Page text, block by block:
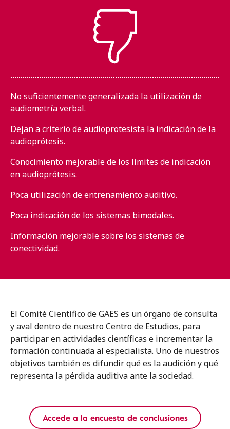
No suficientemente generalizada la utilización de
audiometría verbal.
Dejan a criterio de audioprotesista la indicación de la
audioprótesis.
Conocimiento mejorable de los límites de indicación
en audioprótesis.
Poca utilización de entrenamiento auditivo.
Poca indicación de los sistemas bimodales.
Información mejorable sobre los sistemas de
conectividad.
El Comité Científico de GAES es un órgano de consulta
y aval dentro de nuestro Centro de Estudios, para
participar en actividades científicas e incrementar la
formación continuada al especialista. Uno de nuestros
objetivos también es difundir qué es la audición y qué
representa la pérdida auditiva ante la sociedad.
Accede a la encuesta de conclusiones